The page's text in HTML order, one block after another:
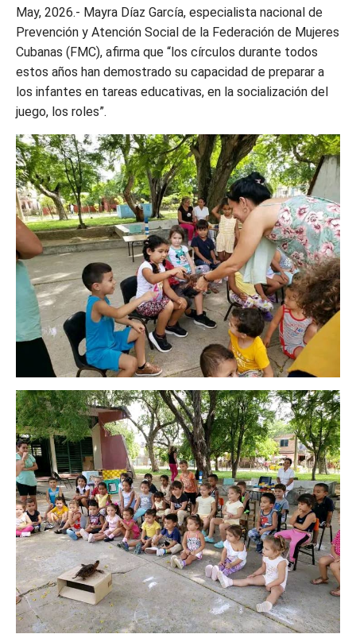
May, 2026.- Mayra Díaz García, especialista nacional de
Prevención y Atención Social de la Federación de Mujeres
Cubanas (FMC), afirma que “los círculos durante todos
estos años han demostrado su capacidad de preparar a
los infantes en tareas educativas, en la socialización del
juego, los roles”.